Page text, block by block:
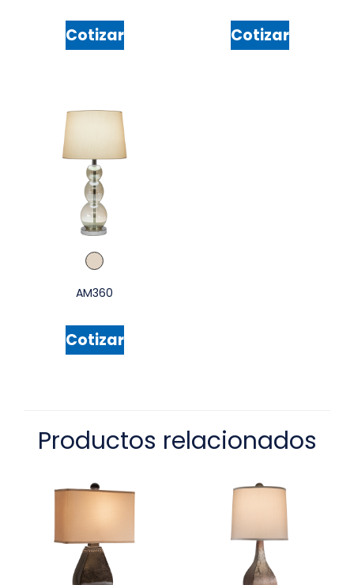
Cotizar Cotizar
AM360
Cotizar
Productos relacionados